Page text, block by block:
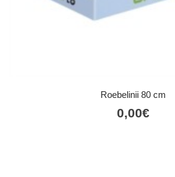
Roebelinii 80 cm
0,00€